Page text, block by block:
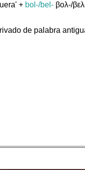
+ bol-/bel- βολ-/
de palabra